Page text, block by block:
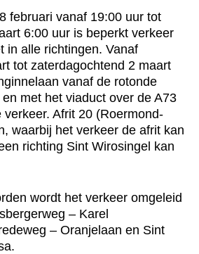
februari vanaf 19:00 uur tot
6:00 uur is beperkt verkeer
in alle richtingen. Vanaf
tot zaterdagochtend 2 maart
vanaf de rotonde
met het viaduct over de A73
Afrit 20 (Roermond-
waarbij het verkeer de afrit kan
richting Sint Wirosingel kan
wordt het verkeer omgeleid
– Karel
– Oranjelaan en Sint